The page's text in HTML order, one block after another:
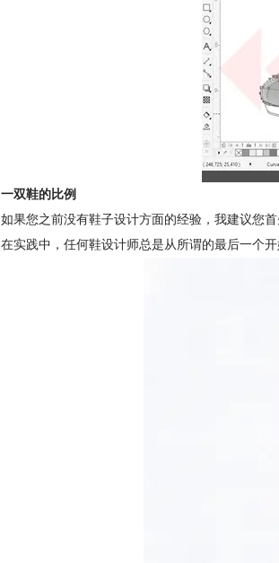
一双鞋的比例
如果您之前没有鞋子设计方面的经验，我建议您
在实践中，任何鞋设计师总是从所谓的最后一个